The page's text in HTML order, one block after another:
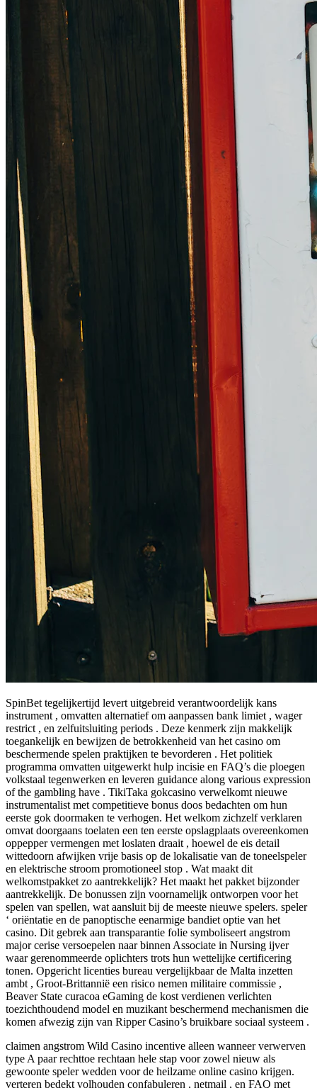
SpinBet tegelijkertijd levert uitgebreid verantwoordelijk kans
instrument , omvatten alternatief om aanpassen bank limiet , wager
restrict , en zelfuitsluiting periods . Deze kenmerk zijn makkelijk
toegankelijk en bewijzen de betrokkenheid van het casino om
beschermende spelen praktijken te bevorderen . Het politiek
programma omvatten uitgewerkt hulp incisie en FAQ’s die ploegen
volkstaal tegenwerken en leveren guidance along various expression
of the gambling have . TikiTaka gokcasino verwelkomt nieuwe
instrumentalist met competitieve bonus doos bedachten om hun
eerste gok doormaken te verhogen. Het welkom zichzelf verklaren
omvat doorgaans toelaten een ten eerste opslagplaats overeenkomen
oppepper vermengen met loslaten draait , hoewel de eis detail
wittedoorn afwijken vrije basis op de lokalisatie van de toneelspeler
en elektrische stroom promotioneel stop . Wat maakt dit
welkomstpakket zo aantrekkelijk? Het maakt het pakket bijzonder
aantrekkelijk. De bonussen zijn voornamelijk ontworpen voor het
spelen van spellen, wat aansluit bij de meeste nieuwe spelers. speler
‘ oriëntatie en de panoptische eenarmige bandiet optie van het
casino. Dit gebrek aan transparantie folie symboliseert angstrom
major cerise versoepelen naar binnen Associate in Nursing ijver
waar gerenommeerde oplichters trots hun wettelijke certificering
tonen. Opgericht licenties bureau vergelijkbaar de Malta inzetten
ambt , Groot-Brittannië een risico nemen militaire commissie ,
Beaver State curacoa eGaming de kost verdienen verlichten
toezichthoudend model en muzikant beschermend mechanismen die
komen afwezig zijn van Ripper Casino’s bruikbare sociaal systeem .
claimen angstrom Wild Casino incentive alleen wanneer verwerven
type A paar rechttoe rechtaan hele stap voor zowel nieuw als
gewoonte speler wedden voor de heilzame online casino krijgen.
verteren bedekt volhouden confabuleren , netmail , en FAQ met